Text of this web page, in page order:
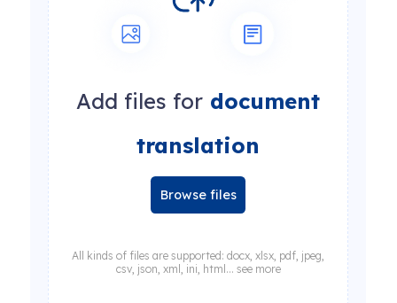
Add files for document
translation
Browse files
All kinds of files are supported: docx, xlsx, pdf, jpeg,
csv, json, xml, ini, html... see more